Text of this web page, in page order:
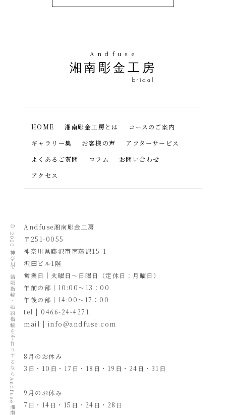
Andfuse
湘南彫金工房
bridal
HOME 湘南彫金工房とは
コースのご案内
ギャラリー集
お客様の声
アフターサービス
よくあるご質問
コラム
お問い合わせ
アクセス
Andfuse湘南彫金工房
〒251-0055
​神奈川県藤沢市南藤沢15-1
沢田ビル1階
営業日｜火曜日～日曜日（定休日：月曜日）
午前の部｜10:00～13：00
午後の部｜14:00～17：00
tel | 0466-24-4271
mail | info@andfuse.com
8月のお休み
3日・10日・17日・18日・19日・24日・31日
9月のお休み
7日・14日・15日・24日・28日
© 2020
神奈川で結婚指輪・婚約指輪を手作りするならAndfuse湘南彫金工房